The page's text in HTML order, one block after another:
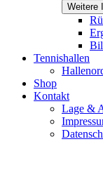
Weitere
Tennishallen
Shop
Kontakt
Lage &